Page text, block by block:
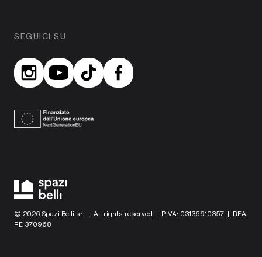
SEGUICI SU
© 2026 Spazi Belli srl | All rights reserved | P.IVA: 03136910357 | REA:
RE 370968